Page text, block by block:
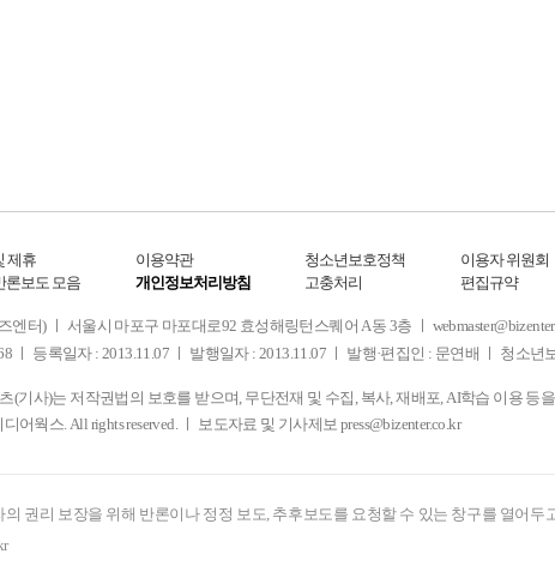
제휴
론보도 모음
이용약관
개인정보처리방침
청소년보호정책
고충처리
이용자 위원회
편집규약
터) ㅣ 서울시 마포구 마포대로92 효성해링턴스퀘어 A동 3층 ㅣ
ㅣ 등록일자 : 2013.11.07 ㅣ 발행일자 : 2013.11.07 ㅣ 발행·편집인 : 문연배 ㅣ 청소년
(기사)는 저작권법의 보호를 받으며, 무단전재 및 수집, 복사, 재배포, AI학습 이용 등
어웍스. All rights reserved. ㅣ 보도자료 및 기사제보 press@bizenter.co.kr
권리 보장을 위해 반론이나 정정 보도, 추후보도를 요청할 수 있는 창구를 열어두